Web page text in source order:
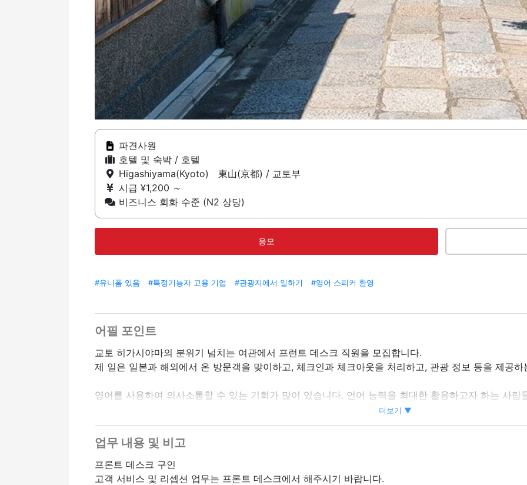
파견사원
호텔 및 숙박 / 호텔
Higashiyama(Kyoto) 東山(京都) / 교토부
시급 ¥1,200 ～
비즈니스 회화 수준 (N2 상당)
응모
#유니폼 있음 #특정기능자 고용 기업 #관광지에서 일하기 #영어 스피커 환영
어필 포인트
교토 히가시야마의 분위기 넘치는 여관에서 프런트 데스크 직원을 모집합니다.
제 일은 일본과 해외에서 온 방문객을 맞이하고, 체크인과 체크아웃을 처리하고, 관광 정보 등을 제공하
영어를 사용하여 의사소통할 수 있는 기회가 많이 있습니다. 언어 능력을 최대한 활용하고자 하는 사람
편안한 분위기에서 호스피탈리티 정신에 대해 배우면서 자신의 속도에 맞춰 성장할 수 있습니다.
더보기 ▼
업무 내용 및 비고
프론트 데스크 구인
고객 서비스 및 리셉션 업무는 프론트 데스크에서 해주시기 바랍니다.